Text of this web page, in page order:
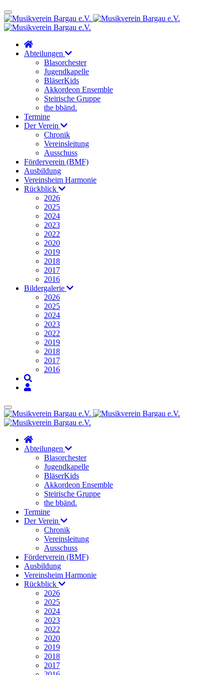
Abteilungen
Blasorchester
Jugendkapelle
BläserKids
Akkordeon Ensemble
Steirische Gruppe
the bbänd.
Termine
Der Verein
Chronik
Vereinsleitung
Ausschuss
Förderverein (BMF)
Ausbildung
Vereinsheim Harmonie
Rückblick
2026
2025
2024
2023
2022
2020
2019
2018
2017
2016
Bildergalerie
2026
2025
2024
2023
2022
2019
2018
2017
2016
Abteilungen
Blasorchester
Jugendkapelle
BläserKids
Akkordeon Ensemble
Steirische Gruppe
the bbänd.
Termine
Der Verein
Chronik
Vereinsleitung
Ausschuss
Förderverein (BMF)
Ausbildung
Vereinsheim Harmonie
Rückblick
2026
2025
2024
2023
2022
2020
2019
2018
2017